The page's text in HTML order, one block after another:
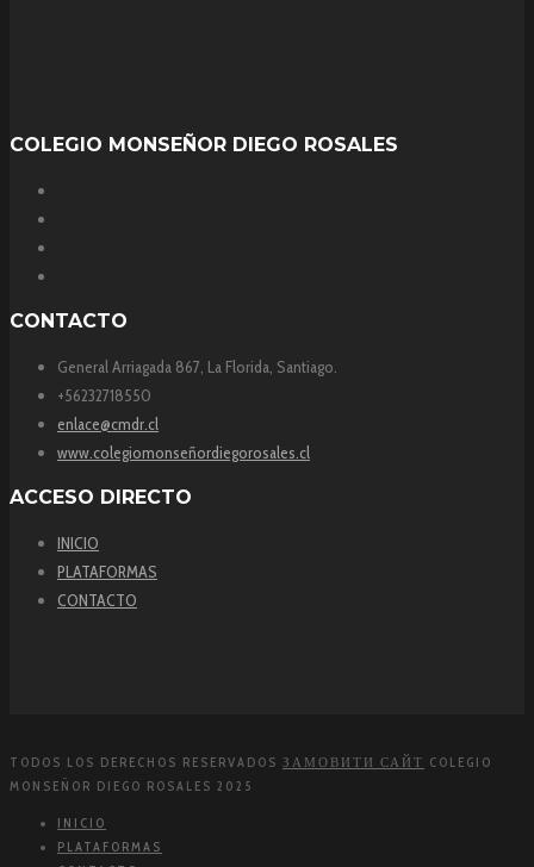
COLEGIO MONSEÑOR DIEGO ROSALES
CONTACTO
General Arriagada 867, La Florida, Santiago.
+56232718550
enlace@cmdr.cl
www.colegiomonseñordiegorosales.cl
ACCESO DIRECTO
INICIO
PLATAFORMAS
CONTACTO
TODOS LOS DERECHOS RESERVADOS ЗАМОВИТИ САЙТ COLEGIO
MONSEÑOR DIEGO ROSALES 2025
INICIO
PLATAFORMAS